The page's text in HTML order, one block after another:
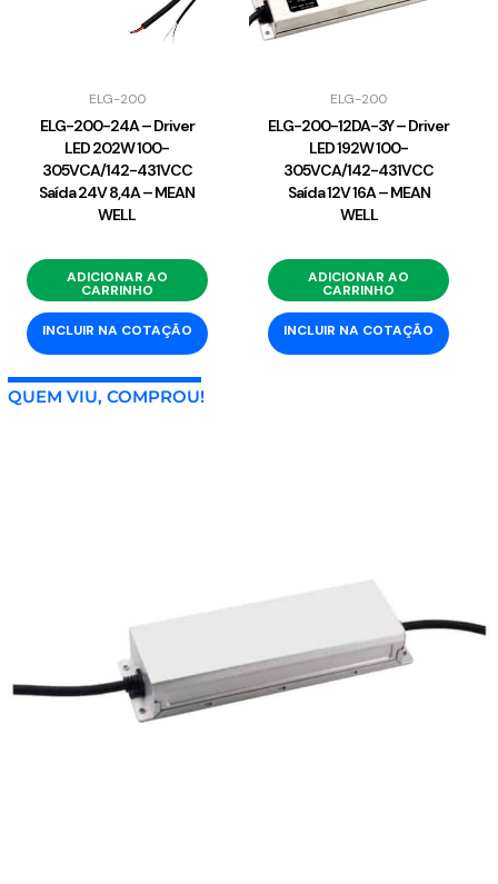
ELG-200
ELG-200-24A – Driver
LED 202W 100-
305VCA/142-431VCC
Saída 24V 8,4A – MEAN
WELL
ADICIONAR AO
CARRINHO
INCLUIR NA COTAÇÃO
ELG-200
ELG-200-12DA-3Y – Driver
LED 192W 100-
305VCA/142-431VCC
Saída 12V 16A – MEAN
WELL
ADICIONAR AO
CARRINHO
INCLUIR NA COTAÇÃO
QUEM VIU, COMPROU!